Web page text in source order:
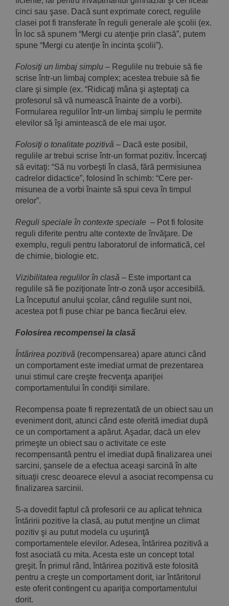
cinci sau şase. Dacă sunt exprimate corect, regulile
clasei pot fi transferate în reguli generale ale şcolii (ex.
În loc să spunem “Mergi cu atenţie prin clasă”, putem
spune “Mergi cu aten­ţie în incinta şcolii”).
Folosiţi un limbaj simplu – Regulile nu trebuie să fie
scrise într-un limbaj complex; acestea trebuie să fie
clare şi simple (ex. “Ridicaţi mâna şi aşteptaţi ca
profesorul să vă numească înainte de a vorbi).
Formularea regulilor într-un limbaj simplu le permite
ele­vilor să îşi amintească de ele mai uşor.
Folosiţi o tonalitate pozitivă – Dacă este posibil,
regulile ar trebui scrise într-un format pozitiv. Încercaţi
să evitaţi: “Să nu vorbeşti în clasă, fără per­misiunea
cadrelor didactice”, folosind în schimb: “Cere per­
misunea de a vorbi înainte să spui ceva în timpul
orelor”.
Reguli speciale în contexte speciale – Pot fi folosite
reguli diferite pentru alte contexte de învăţa­re. De
exemplu, reguli pentru laboratorul de informatică, cel
de chimie, biologie etc.
Vizibilitatea regulilor în clasă – Este important ca
regulile să fie poziţionate într-o zonă uşor accesibilă.
La începutul anului şcolar, când regulile sunt noi,
acestea pot fi puse chiar pe banca fiecărui elev.
Folosirea recompensei la clasă
Întărirea pozitivă (recompensarea) apare atunci când
un compor­tament este imediat urmat de prezentarea
unui stimul care creşte frecvenţa apariţiei
comportamentului în condiţii similare.
Recompensa poate fi reprezentată de un obiect sau un
eve­niment dorit, atunci când este oferită imediat după
ce un compor­tament a apărut. Aşadar, dacă un elev
primeşte un obiect sau o ac­tivitate ce este
recompensantă pentru el imediat după finalizarea unei
sarcini, şansele de a efectua aceaşi sarcină în alte
situaţii cresc deoarece elevul a asociat recompensa cu
finalizarea sarcinii.
S-a dovedit faptul că profesorii ce au aplicat tehnica
întăririi pozitive la clasă, au putut menţine un climat
pozitiv şi au putut modela cu uşurinţă
comportamentele elevilor. Adesea, întărirea pozitivă a
fost asociată cu mita. Acesta este un concept total
greşit. În primul rând, întărirea pozitivă este folosită
pentru a creşte un comportament dorit, iar întăritorul
este oferit contingent cu apari­ţia comportamentului
dorit.